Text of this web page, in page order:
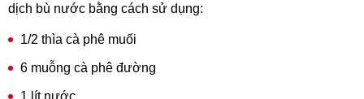
dịch bù nước bằng cách sử dụng:
1/2 thìa cà phê muối
6 muỗng cà phê đường
1 lít nước